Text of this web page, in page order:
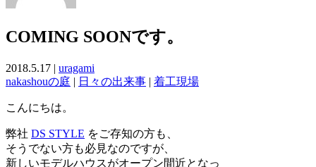
COMING SOONです。
2018.5.17 | uragami
nakashouの庭 | 日々の出来事 | 着工現場
こんにちは。
弊社 DS STYLE をご存知の方も、
そうでない方も必見なのですが、
新しいモデルハウスがオープン間近となっ